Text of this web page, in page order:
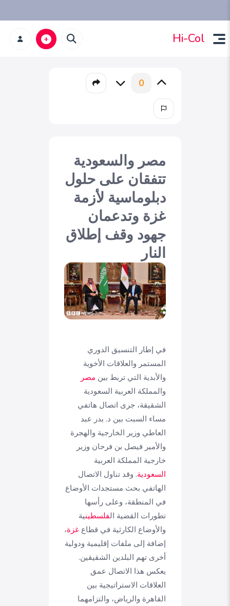
Hi-Col
0
مصر والسعودية
تتفقان على حلول
دبلوماسية لأزمة
غزة وتدعمان
جهود وقف إطلاق
النار
في إطار التنسيق الدوري
المستمر والعلاقات الأخوية
والأبدية التي تربط بين مصر
والمملكة العربية السعودية
الشقيقة، جرى اتصال هاتفي
مساء السبت بين د. بدر عبد
العاطي وزير الخارجية والهجرة
والأمير فيصل بن فرحان وزير
خارجية المملكة العربية
السعودية. وقد تناول الاتصال
الهاتفي بحث مستجدات الأوضاع
في المنطقة، وعلى رأسها
تطورات القضية الفلسطينية
والأوضاع الكارثية في قطاع غزة،
إضافة إلى ملفات إقليمية ودولية
أخرى تهم البلدين الشقيقين.
يعكس هذا الاتصال عمق
العلاقات الاستراتيجية بين
القاهرة والرياض، والتزامهما